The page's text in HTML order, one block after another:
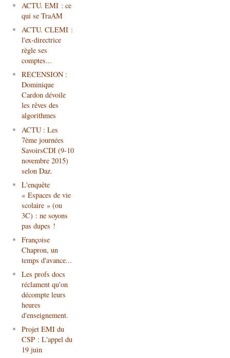
ACTU. EMI : ce
qui se TraAM
ACTU. CLEMI :
l'ex-directrice
règle ses
comptes...
RECENSION :
Dominique
Cardon dévoile
les rêves des
algorithmes
ACTU : Les
7ème journées
SavoirsCDI (9-10
novembre 2015)
selon Daz.
L'enquête
« Espaces de vie
scolaire » (ou
3C) : ne soyons
pas dupes !
Françoise
Chapron, un
temps d'avance...
Les profs docs
réclament qu'on
décompte leurs
heures
d'enseignement.
Projet EMI du
CSP : L'appel du
19 juin